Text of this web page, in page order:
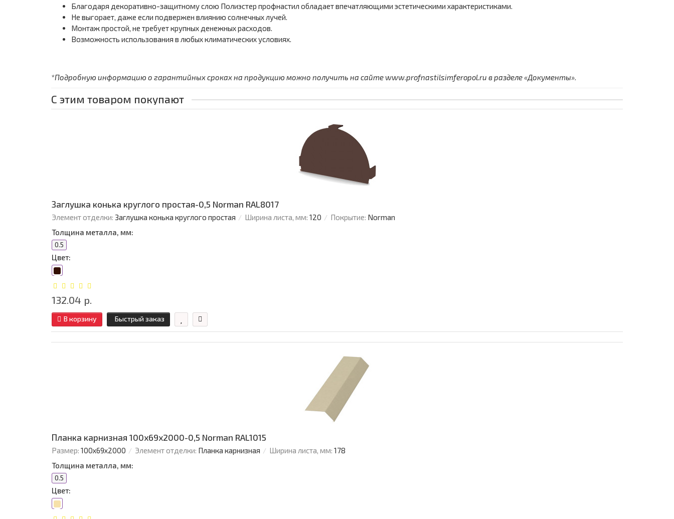
Благодаря декоративно-защитному слою Полиэстер профнастил обладает впечатляющими эстетическими характеристиками.
Не выгорает, даже если подвержен влиянию солнечных лучей.
Монтаж простой, не требует крупных денежных расходов.
Возможность использования в любых климатических условиях.
*Подробную информацию о гарантийных сроках на продукцию можно получить на сайте www.profnastilsimferopol.ru в разделе «Документы».
С этим товаром покупают
Заглушка конька круглого простая-0,5 Norman RAL8017
Элемент отделки: Заглушка конька круглого простая Ширина листа, мм: 120 Покрытие: Norman
Толщина металла, мм:
0.5
Цвет:
132.04 р.
В корзину Быстрый заказ
Планка карнизная 100х69х2000-0,5 Norman RAL1015
Размер: 100х69х2000 Элемент отделки: Планка карнизная Ширина листа, мм: 178
Толщина металла, мм:
0.5
Цвет: